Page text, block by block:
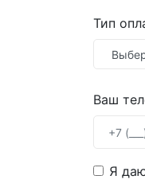
Тип
Ваш
Я